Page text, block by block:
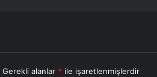
Gerekli alanlar * ile işaretlenmişlerdir